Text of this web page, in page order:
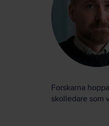
Forskarna
skolledare som